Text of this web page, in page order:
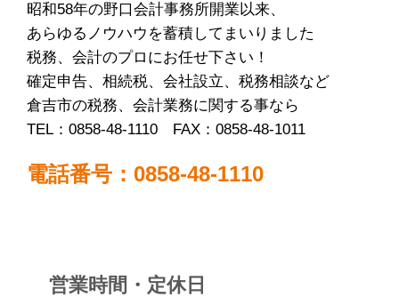
昭和58年の野口会計事務所開業以来、
あらゆるノウハウを蓄積してまいりました
税務、会計のプロにお任せ下さい！
確定申告、相続税、会社設立、税務相談など
倉吉市の税務、会計業務に関する事なら
TEL：0858-48-1110 FAX：0858-48-1011
電話番号：0858-48-1110
営業時間・定休日